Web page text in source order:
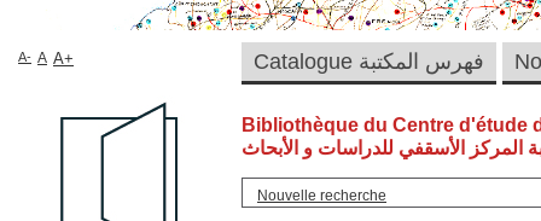
Bibliothèque du Centre d'étude
المركز الأسقفي للدراسات و الأبحاث
Nouvelle recherche
Catalogue فهرس المكتبة A- A A+